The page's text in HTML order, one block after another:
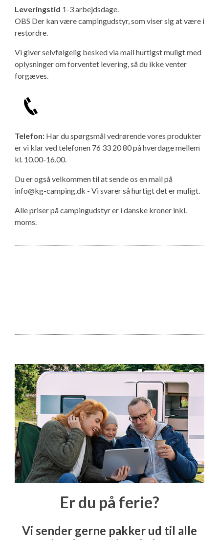
Leveringstid 1-3 arbejdsdage.
OBS Der kan være campingudstyr, som viser sig at være i
restordre.
Vi giver selvfølgelig besked via mail hurtigst muligt med
oplysninger om forventet levering, så du ikke venter
forgæves.
Telefon: Har du spørgsmål vedrørende vores produkter
er vi klar ved telefonen 76 33 20 80 på hverdage mellem
kl. 10.00-16.00.
Du er også velkommen til at sende os en mail på
info@kg-camping.dk - Vi svarer så hurtigt det er muligt.
Alle priser på campingudstyr er i danske kroner inkl.
moms.
Er du på ferie?
Vi sender gerne pakker ud til alle